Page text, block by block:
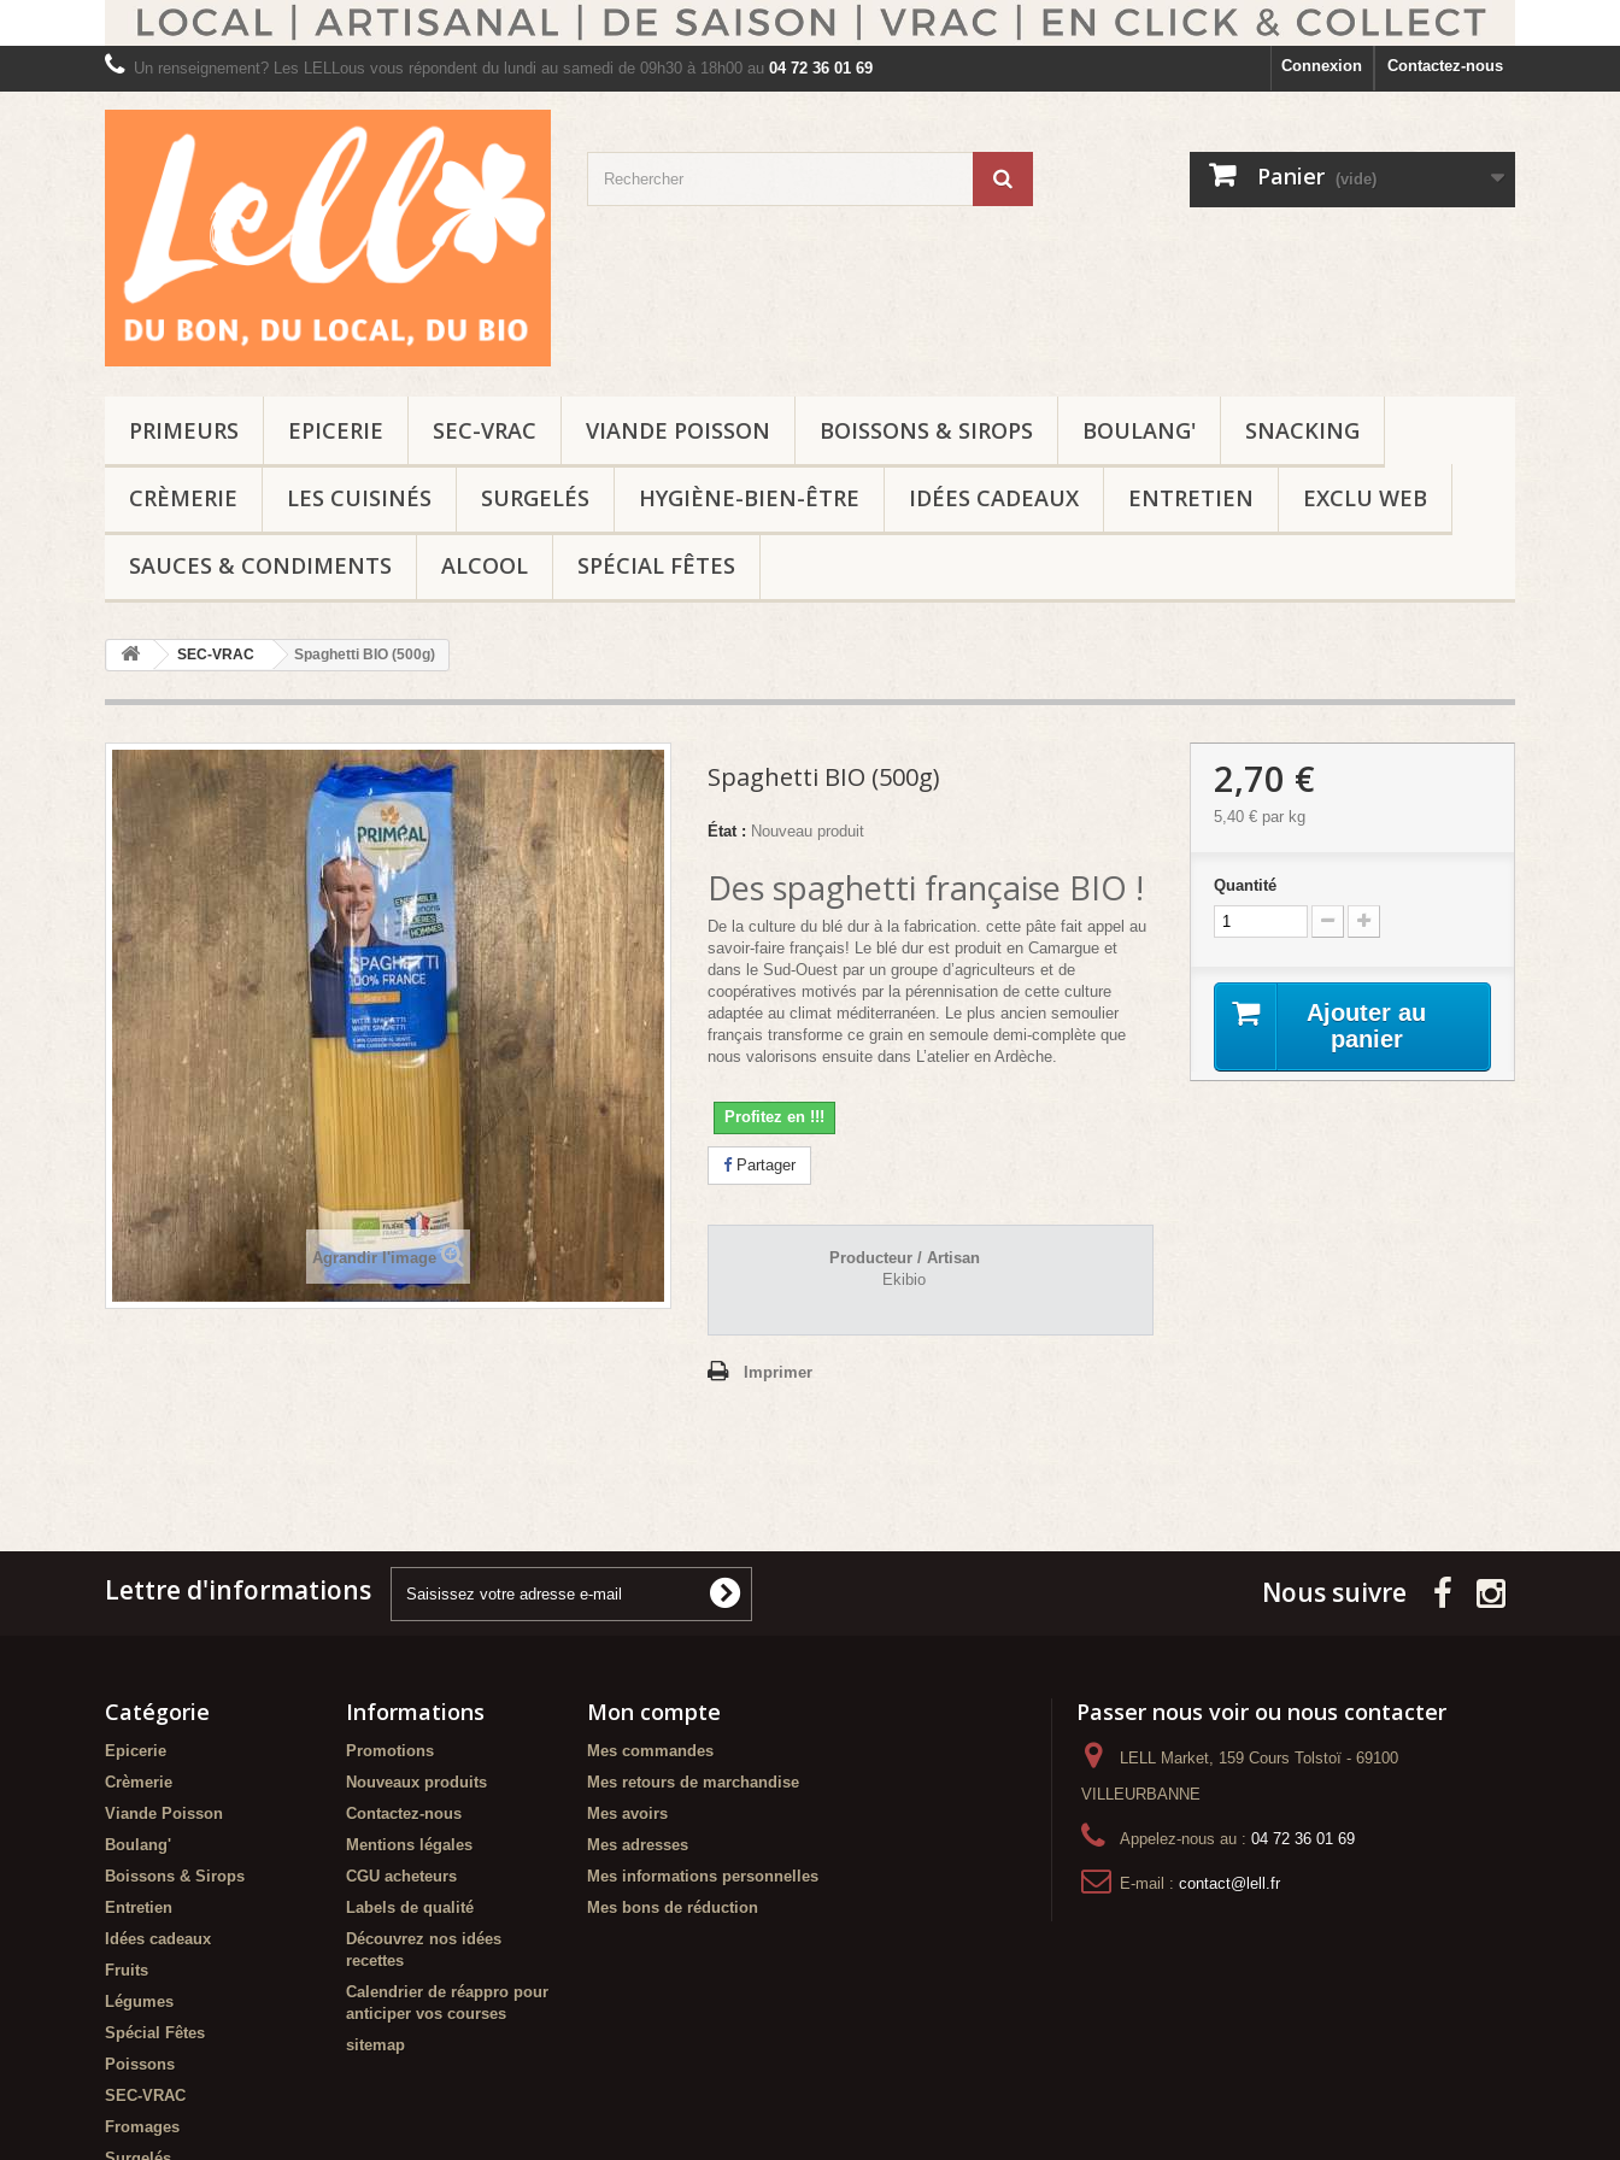
Contactez-nous
Un renseignement? Les LELLous vous répondent du lundi au samedi de 09h30 à 18h00 au 04 72 36 01 69 Connexion
Panier (vide)
PRIMEURS EPICERIE SEC-VRAC VIANDE POISSON BOISSONS & SIROPS BOULANG' SNACKING
CRÈMERIE LES CUISINÉS SURGELÉS HYGIÈNE-BIEN-ÊTRE IDÉES CADEAUX ENTRETIEN EXCLU WEB
SAUCES & CONDIMENTS ALCOOL SPÉCIAL FÊTES
SEC-VRAC Spaghetti BIO (500g)
Agrandir l'image
Spaghetti BIO (500g)
État : Nouveau produit
Des spaghetti française BIO !
De la culture du blé dur à la fabrication. cette pâte fait appel au
savoir-faire français! Le blé dur est produit en Camargue et
dans le Sud-Ouest par un groupe d’agriculteurs et de
coopératives motivés par la pérennisation de cette culture
adaptée au climat méditerranéen. Le plus ancien semoulier
français transforme ce grain en semoule demi-complète que
nous valorisons ensuite dans L’atelier en Ardèche.
Profitez en !!!
Partager
Producteur / Artisan
Ekibio
Imprimer
2,70 €
5,40 €par kg
Quantité
Ajouter au
panier
Lettre d'informations Nous suivre
Catégorie
Epicerie
Crèmerie
Viande Poisson
Boulang'
Boissons & Sirops
Entretien
Idées cadeaux
Fruits
Légumes
Spécial Fêtes
Poissons
SEC-VRAC
Fromages
Informations
Promotions
Nouveaux produits
Contactez-nous
Mentions légales
CGU acheteurs
Labels de qualité
Découvrez nos idées
recettes
Calendrier de réappro pour
anticiper vos courses
sitemap
Mon compte
Mes commandes
Mes retours de marchandise
Mes avoirs
Mes adresses
Mes informations personnelles
Mes bons de réduction
Passer nous voir ou nous contacter
LELL Market, 159 Cours Tolstoï - 69100
VILLEURBANNE
Appelez-nous au : 04 72 36 01 69
E-mail : contact@lell.fr